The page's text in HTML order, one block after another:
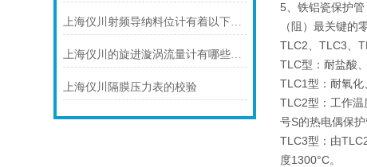
上海仪川射频导纳料位计有着以下几大技术特点
上海仪川的旋进漩涡流量计有哪些应用案例
上海仪川隔膜压力表的校验
5、铁铝瓷保护
（阻）最关键
TLC2、TLC3、
TLC型：耐盐酸
TLC1型：耐氧化
TLC2型：工作温
号S的热电偶保护
TLC3型：由
度1300°C。